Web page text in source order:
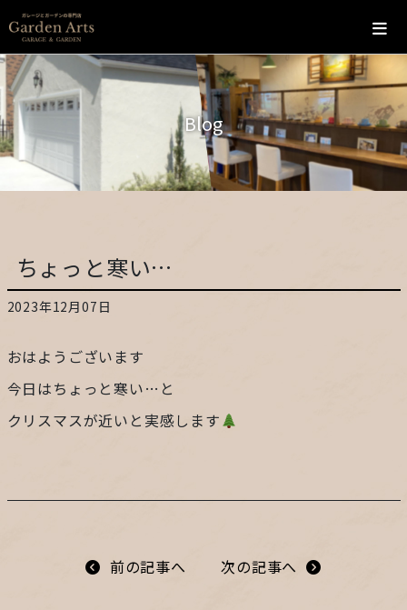
ホーム
会社概要
こだわり
施工実績
お問い合わせ
Blog
ちょっと寒い…
2023年12月07日
おはようございます
今日はちょっと寒い…と
クリスマスが近いと実感します
前の記事へ 次の記事へ